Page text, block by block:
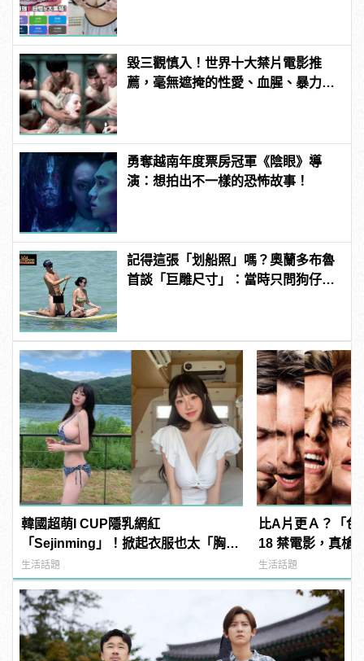
毀三觀慎入！世界十大禁片電影推
薦，毫無遮掩的性愛、血腥、暴力、
勇奪越南年度票房冠軍《陰眼》導
演：想拍出不一樣的恐怖故事！
記得這張「划船照」嗎？奧蘭多布魯
首談「巨雕尺寸」：當時只問狗仔，
韓國超萌I CUP隱乳網紅
「Sejinming」！掀起衣服也太「胸」
了吧！ | manfashion這樣變型男
生活話題
比A片更Ａ？「色
18 禁電影，真槍
直接上！ |
生活話題